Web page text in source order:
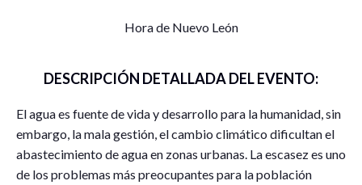
Hora de Nuevo León
DESCRIPCIÓN DETALLADA DEL EVENTO:
El agua es fuente de vida y desarrollo para la humanidad, sin
embargo, la mala gestión, el cambio climático dificultan el
abastecimiento de agua en zonas urbanas. La escasez es uno
de los problemas más preocupantes para la población